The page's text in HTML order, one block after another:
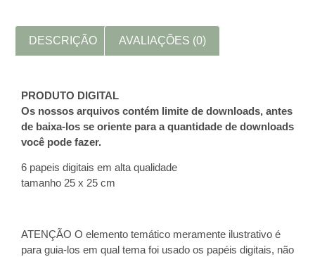
DESCRIÇÃO AVALIAÇÕES (0)
PRODUTO DIGITAL
Os nossos arquivos contém limite de downloads, antes
de baixa-los se oriente para a quantidade de downloads
você pode fazer.
6 papeis digitais em alta qualidade
tamanho 25 x 25 cm
ATENÇÃO O elemento temático meramente ilustrativo é
para guia-los em qual tema foi usado os papéis digitais, não